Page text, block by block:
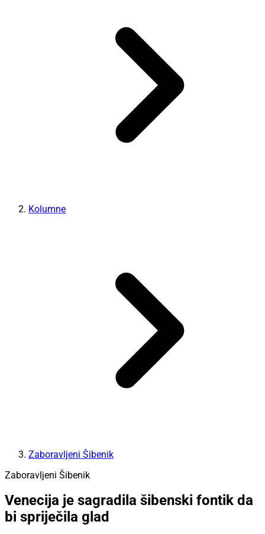
Kolumne
Zaboravljeni Šibenik
Zaboravljeni Šibenik
Venecija je sagradila šibenski fontik da
bi spriječila glad